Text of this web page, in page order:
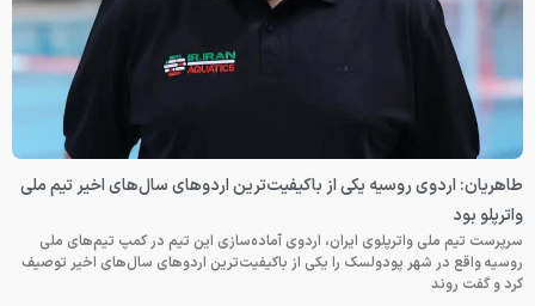
طاهریان: اردوی روسیه یکی از باکیفیت‌ترین اردوهای سال‌های اخیر تیم ملی
واترپلو بود
سرپرست تیم ملی واترپلوی ایران، اردوی آماده‌سازی این تیم در کمپ تیم‌های ملی
روسیه واقع در شهر پودولسک را یکی از باکیفیت‌ترین اردوهای سال‌های اخیر توصیف
کرد و گفت روند